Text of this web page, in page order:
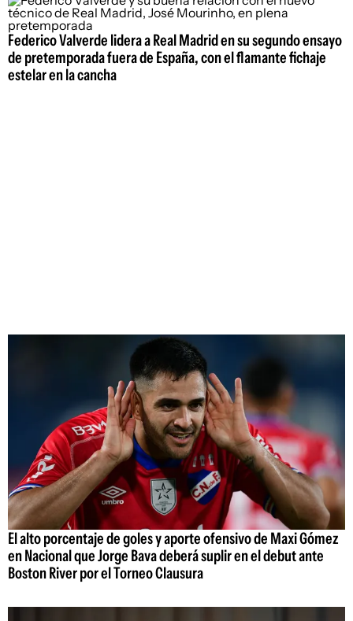
Federico Valverde lidera a Real Madrid en su segundo ensayo
de pretemporada fuera de España, con el flamante fichaje
estelar en la cancha
El alto porcentaje de goles y aporte ofensivo de Maxi Gómez
en Nacional que Jorge Bava deberá suplir en el debut ante
Boston River por el Torneo Clausura